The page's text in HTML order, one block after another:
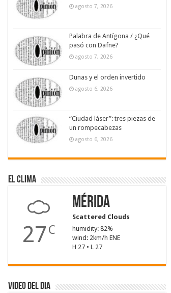
agosto 7, 2026
Palabra de Antígona / ¿Qué
pasó con Dafne?
agosto 7, 2026
Dunas y el orden invertido
agosto 6, 2026
“Ciudad láser”: tres piezas de
un rompecabezas
agosto 6, 2026
El Clima
27 C
Mérida
Scattered Clouds
humidity: 82%
wind: 2km/h ENE
H 27 • L 27
Video del dia